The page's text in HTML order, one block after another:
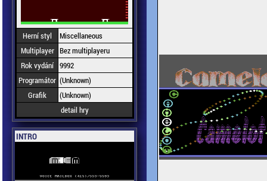
Herní styl
Miscellaneous
Multiplayer Bez multiplayeru
Rok vydání 9992
Programátor (Unknown)
Grafik
(Unknown)
detail hry
INTRO